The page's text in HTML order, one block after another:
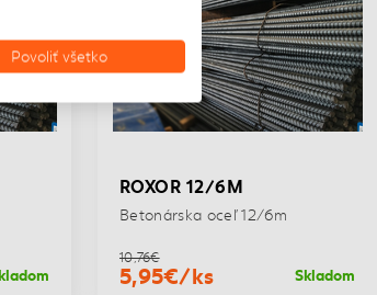
ROXOR 12/6M
Betonárska oceľ 12/6m
5,95€/ks Skladom
Povoliť všetko